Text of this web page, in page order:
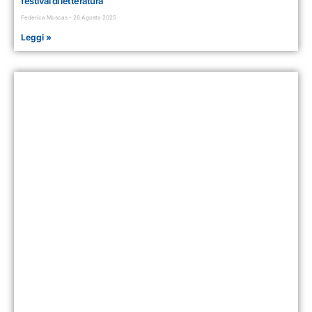
Federica Muscas 26 Agosto 2025
Leggi »